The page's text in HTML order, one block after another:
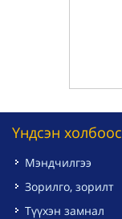
Үндсэн холбоос
Мэндчилгээ
Зорилго, зорилт
Түүхэн замнал